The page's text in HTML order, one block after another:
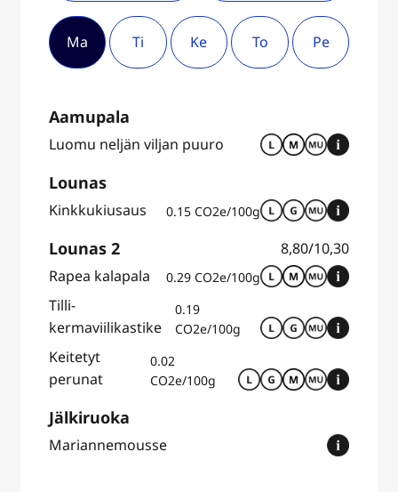
Ma Ti Ke To Pe
Aamupala
Luomu neljän viljan puuro
Lounas
Kinkkukiusaus 0.15 CO2e/100g
Lounas 2
8,80/10,30
Rapea kalapala
0.29 CO2e/100g
Tilli-
kermaviilikastike
0.19
CO2e/100g
Keitetyt
perunat
0.02
CO2e/100g
Jälkiruoka
Mariannemousse